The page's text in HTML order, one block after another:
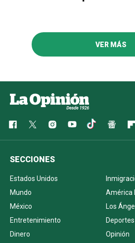
VER MÁS
SECCIONES
Estados Unidos
Mundo
América
México
Los
Entretenimiento
Deportes
Dinero
Opinión